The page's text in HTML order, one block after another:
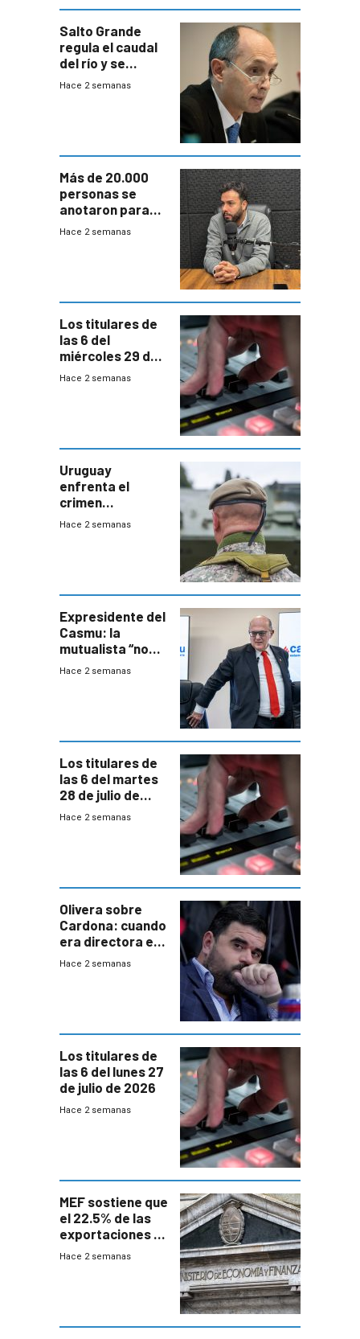
Salto Grande
regula el caudal
del río y se
prepara para un
Hace 2 semanas
Más de 20.000
personas se
anotaron para
las pruebas
Hace 2 semanas
Los titulares de
las 6 del
miércoles 29 de
julio de 2026
Hace 2 semanas
Uruguay
enfrenta el
crimen
organizado con
seguridad
Hace 2 semanas
Expresidente del
Casmu: la
mutualista “no
está para pagar”
Hace 2 semanas
Los titulares de
las 6 del martes
28 de julio de
2026
Hace 2 semanas
Olivera sobre
Cardona: cuando
era directora en
UTE “no era muy
Hace 2 semanas
Los titulares de
las 6 del lunes 27
de julio de 2026
Hace 2 semanas
MEF sostiene que
el 22.5% de las
exportaciones a
EE.UU se verán
Hace 2 semanas